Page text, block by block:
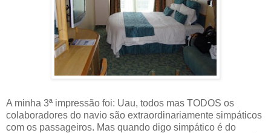
A minha 3ª impressão foi: Uau, todos mas TODOS os
colaboradores do navio são extraordinariamente simpáticos
com os passageiros. Mas quando digo simpático é do